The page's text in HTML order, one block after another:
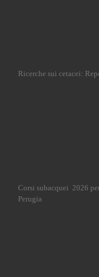
Ricerche sui cetacei:
Corsi subacquei 2026
Perugia